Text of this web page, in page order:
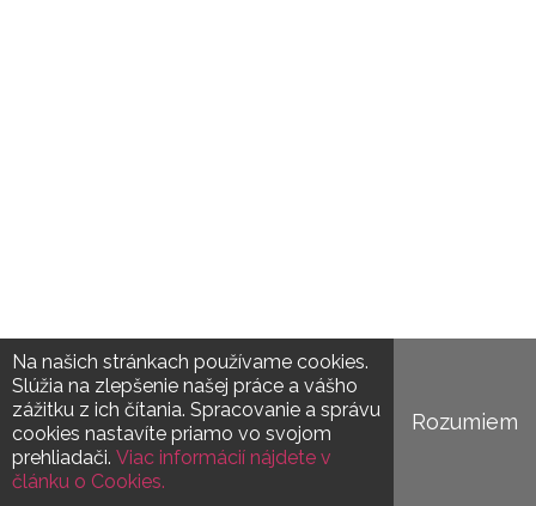
Na našich stránkach používame cookies.
Slúžia na zlepšenie našej práce a vášho
zážitku z ich čítania. Spracovanie a správu
cookies nastavíte priamo vo svojom
prehliadači. Viac informácií nájdete v
článku o Cookies.
Rozumiem